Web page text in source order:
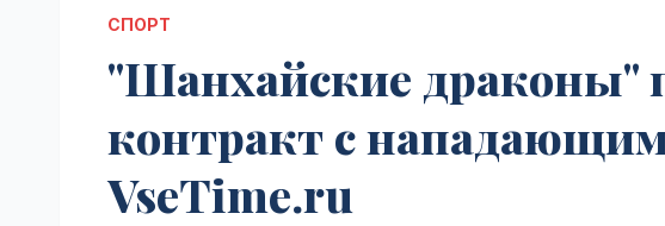
СПОРТ
"Шанхайские драконы"
контракт с
VseTime.ru